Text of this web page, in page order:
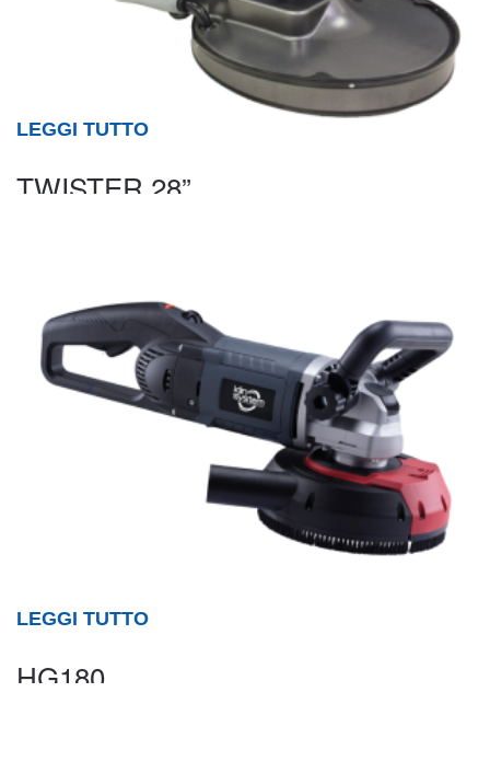
TWISTER 28”
LEGGI TUTTO
HG180
LEGGI TUTTO